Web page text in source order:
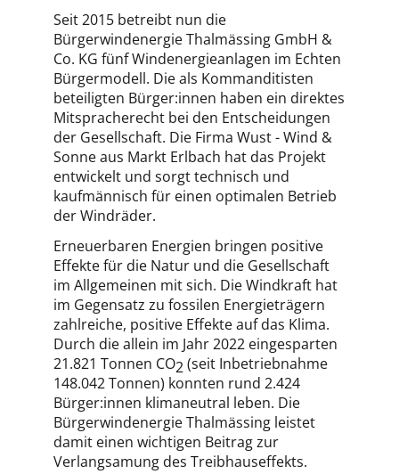
Seit 2015 betreibt nun die
Bürgerwindenergie Thalmässing GmbH &
Co. KG fünf Windenergieanlagen im Echten
Bürgermodell. Die als Kommanditisten
beteiligten Bürger:innen haben ein direktes
Mitspracherecht bei den Entscheidungen
der Gesellschaft. Die Firma Wust - Wind &
Sonne aus Markt Erlbach hat das Projekt
entwickelt und sorgt technisch und
kaufmännisch für einen optimalen Betrieb
der Windräder.
Erneuerbaren Energien bringen positive
Effekte für die Natur und die Gesellschaft
im Allgemeinen mit sich. Die Windkraft hat
im Gegensatz zu fossilen Energieträgern
zahlreiche, positive Effekte auf das Klima.
Durch die allein im Jahr 2022 eingesparten
21.821 Tonnen CO2(seit Inbetriebnahme
148.042 Tonnen) konnten rund 2.424
Bürger:innen klimaneutral leben. Die
Bürgerwindenergie Thalmässing leistet
damit einen wichtigen Beitrag zur
Verlangsamung des Treibhauseffekts.